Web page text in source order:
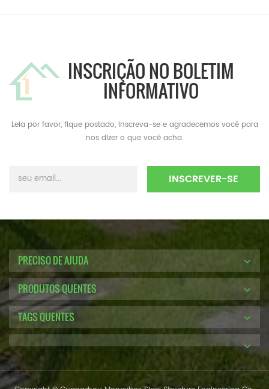
INSCRIÇÃO NO BOLETIM
INFORMATIVO
Leia por favor, fique postado, inscreva-se e agradecemos você para
nos dizer o que você acha.
PRECISO DE AJUDA
PRODUTOS QUENTES
TAGS QUENTES